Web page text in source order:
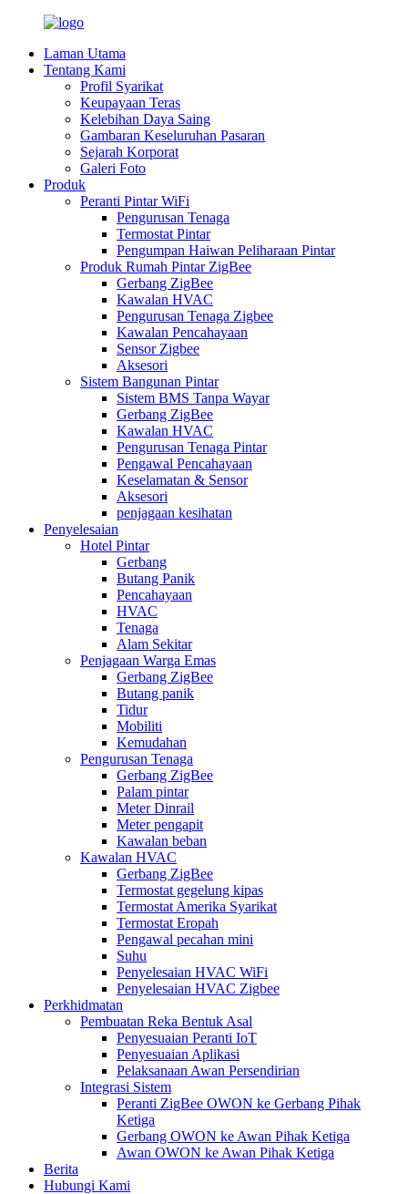
Laman Utama
Tentang Kami
Profil Syarikat
Keupayaan Teras
Kelebihan Daya Saing
Gambaran Keseluruhan Pasaran
Sejarah Korporat
Galeri Foto
Produk
Peranti Pintar WiFi
Pengurusan Tenaga
Termostat Pintar
Pengumpan Haiwan Peliharaan Pintar
Produk Rumah Pintar ZigBee
Gerbang ZigBee
Kawalan HVAC
Pengurusan Tenaga Zigbee
Kawalan Pencahayaan
Sensor Zigbee
Aksesori
Sistem Bangunan Pintar
Sistem BMS Tanpa Wayar
Gerbang ZigBee
Kawalan HVAC
Pengurusan Tenaga Pintar
Pengawal Pencahayaan
Keselamatan & Sensor
Aksesori
penjagaan kesihatan
Penyelesaian
Hotel Pintar
Gerbang
Butang Panik
Pencahayaan
HVAC
Tenaga
Alam Sekitar
Penjagaan Warga Emas
Gerbang ZigBee
Butang panik
Tidur
Mobiliti
Kemudahan
Pengurusan Tenaga
Gerbang ZigBee
Palam pintar
Meter Dinrail
Meter pengapit
Kawalan beban
Kawalan HVAC
Gerbang ZigBee
Termostat gegelung kipas
Termostat Amerika Syarikat
Termostat Eropah
Pengawal pecahan mini
Suhu
Penyelesaian HVAC WiFi
Penyelesaian HVAC Zigbee
Perkhidmatan
Pembuatan Reka Bentuk Asal
Penyesuaian Peranti IoT
Penyesuaian Aplikasi
Pelaksanaan Awan Persendirian
Integrasi Sistem
Peranti ZigBee OWON ke Gerbang Pihak
Ketiga
Gerbang OWON ke Awan Pihak Ketiga
Awan OWON ke Awan Pihak Ketiga
Berita
Hubungi Kami